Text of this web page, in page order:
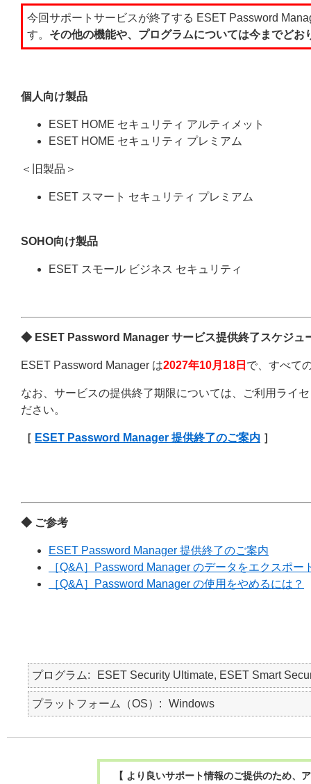
今回サポートサービスが終了する ESET Password
す。 その他の機能や、プログラムについては今までどお
個人向け製品
ESET HOME セキュリティ アルティメット
ESET HOME セキュリティ プレミアム
＜旧製品＞
ESET スマート セキュリティ プレミアム
SOHO向け製品
ESET スモール ビジネス セキュリティ
◆ ESET Password Manager サービス提供終了スケジュ
ESET Password Manager は2027年10月18日 で、すべて
なお、サービスの提供終了期限については、ご利用ライ
ださい。
［ ESET Password Manager 提供終了のご案内 ］
◆ ご参考
ESET Password Manager 提供終了のご案内
［Q&A］Password Manager のデータをエクスポー
［Q&A］Password Manager の使用をやめるには？
プログラム ESET Security Ultimate, ESET Smart
プラットフォーム（OS） Windows
【 より良いサポート情報のご提供のため